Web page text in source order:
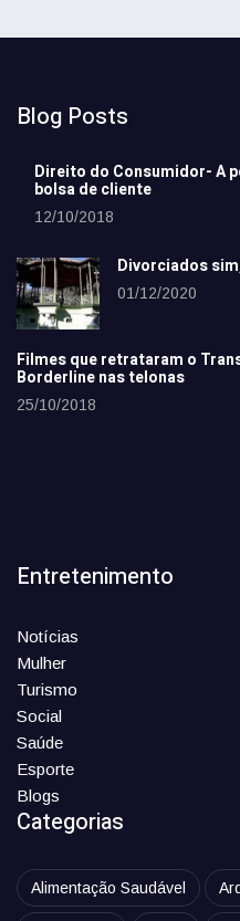
Blog Posts
Direito do Consumidor- A
bolsa de cliente
12/10/2018
Divorciados
01/12/2020
Filmes que retrataram o
Borderline nas telonas
25/10/2018
Entretenimento
Notícias
Mulher
Turismo
Social
Saúde
Esporte
Blogs
Categorias
Alimentação Saudável